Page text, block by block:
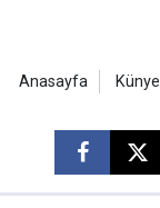
Anasayfa Künye